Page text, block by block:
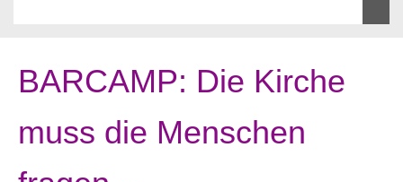
BARCAMP: Die Kirche
muss die Menschen